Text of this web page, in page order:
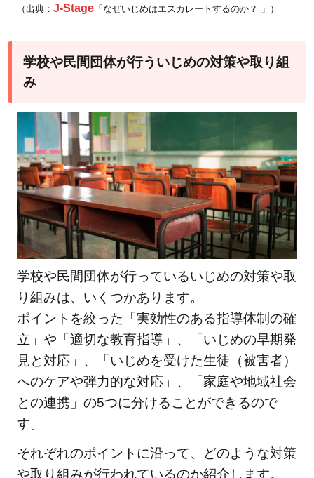
（出典： J-Stage 「なぜいじめはエスカレートするのか？ 」）
学校や民間団体が行ういじめの対策や取り組
み
学校や民間団体が行っているいじめの対策や取
り組みは、いくつかあります。
ポイントを絞った「実効性のある指導体制の確
立」や「適切な教育指導」、「いじめの早期発
見と対応」、「いじめを受けた生徒（被害者）
へのケアや弾力的な対応」、「家庭や地域社会
との連携」の5つに分けることができるので
す。
それぞれのポイントに沿って、どのような対策
や取り組みが行われているのか紹介します。